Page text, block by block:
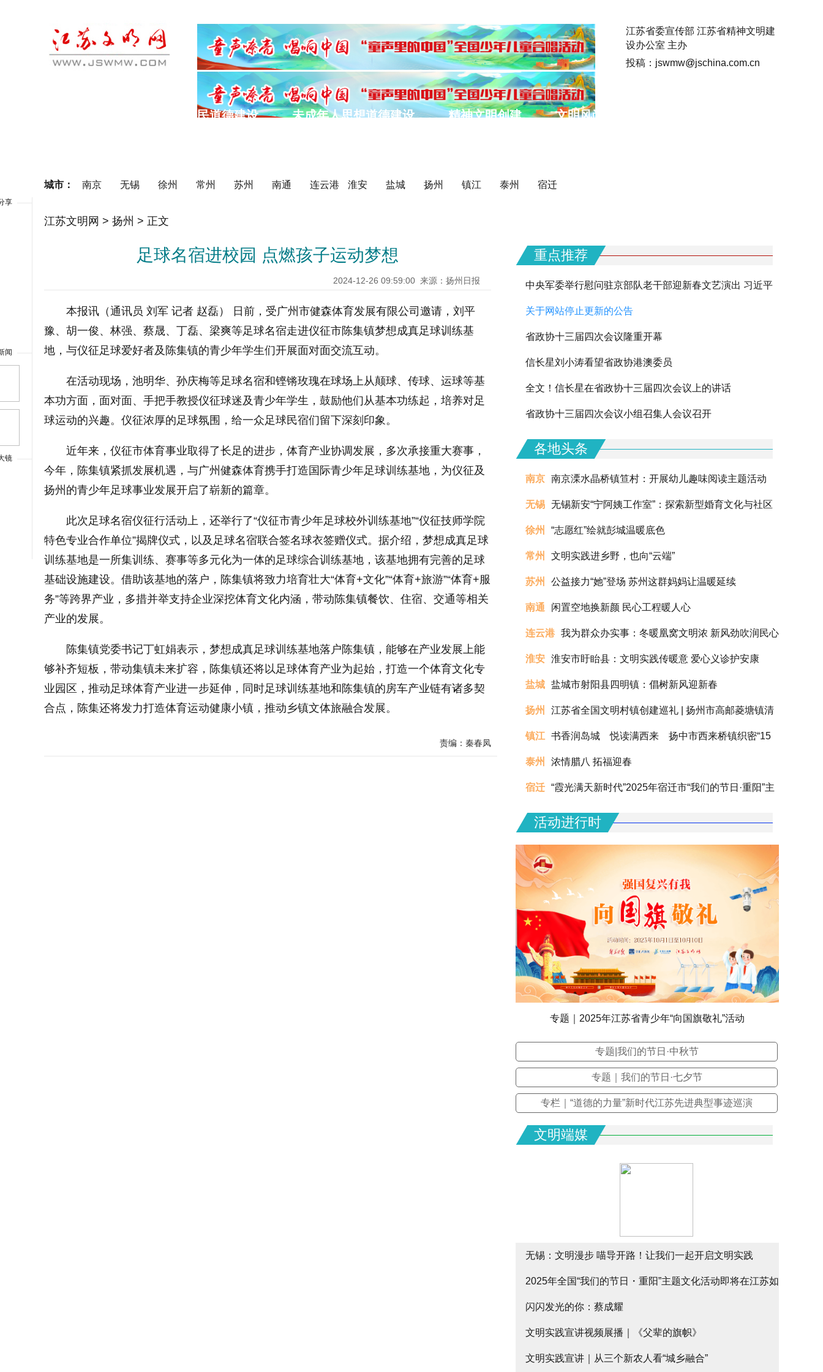
江苏省委宣传部 江苏省精神文明建
设办公室 主办
投稿：jswmw@jschina.com.cn
公民道德建设 未成年人思想道德建设 精神文明创建
文明风尚培育
城市： 南京 无锡 徐州 常州 苏州 南通 连云港 淮安 盐城 扬州 镇江 泰州 宿迁
江苏文明网 > 扬州 > 正文
足球名宿进校园 点燃孩子运动梦想
2024-12-26 09:59:00 来源：扬州日报
本报讯（通讯员 刘军 记者 赵磊） 日前，受广州市健森体育发展有限公司邀请，刘平
豫、胡一俊、林强、蔡晟、丁磊、梁爽等足球名宿走进仪征市陈集镇梦想成真足球训练基
地，与仪征足球爱好者及陈集镇的青少年学生们开展面对面交流互动。
在活动现场，池明华、孙庆梅等足球名宿和铿锵玫瑰在球场上从颠球、传球、运球等基
本功方面，面对面、手把手教授仪征球迷及青少年学生，鼓励他们从基本功练起，培养对足
球运动的兴趣。仪征浓厚的足球氛围，给一众足球民宿们留下深刻印象。
近年来，仪征市体育事业取得了长足的进步，体育产业协调发展，多次承接重大赛事，
今年，陈集镇紧抓发展机遇，与广州健森体育携手打造国际青少年足球训练基地，为仪征及
扬州的青少年足球事业发展开启了崭新的篇章。
此次足球名宿仪征行活动上，还举行了“仪征市青少年足球校外训练基地”“仪征技师学院
特色专业合作单位”揭牌仪式，以及足球名宿联合签名球衣签赠仪式。据介绍，梦想成真足球
训练基地是一所集训练、赛事等多元化为一体的足球综合训练基地，该基地拥有完善的足球
基础设施建设。借助该基地的落户，陈集镇将致力培育壮大“体育+文化”“体育+旅游”“体育+服
务”等跨界产业，多措并举支持企业深挖体育文化内涵，带动陈集镇餐饮、住宿、交通等相关
产业的发展。
陈集镇党委书记丁虹娟表示，梦想成真足球训练基地落户陈集镇，能够在产业发展上能
够补齐短板，带动集镇未来扩容，陈集镇还将以足球体育产业为起始，打造一个体育文化专
业园区，推动足球体育产业进一步延伸，同时足球训练基地和陈集镇的房车产业链有诸多契
合点，陈集还将发力打造体育运动健康小镇，推动乡镇文体旅融合发展。
责编：秦春凤
重点推荐
中央军委举行慰问驻京部队老干部迎新春文艺演出 习近平
向全军老同志祝贺新春
关于网站停止更新的公告
省政协十三届四次会议隆重开幕
信长星刘小涛看望省政协港澳委员
全文！信长星在省政协十三届四次会议上的讲话
省政协十三届四次会议小组召集人会议召开
各地头条
南京 南京溧水晶桥镇笪村：开展幼儿趣味阅读主题活动
无锡 无锡新安“宁阿姨工作室”：探索新型婚育文化与社区
治理融合的创新实践
徐州 “志愿红”绘就彭城温暖底色
常州 文明实践进乡野，也向“云端”
苏州 公益接力“她”登场 苏州这群妈妈让温暖延续
南通 闲置空地换新颜 民心工程暖人心
连云港 我为群众办实事：冬暖凰窝文明浓 新风劲吹润民心
淮安 淮安市盱眙县：文明实践传暖意 爱心义诊护安康
盐城 盐城市射阳县四明镇：倡树新风迎新春
扬州 江苏省全国文明村镇创建巡礼 | 扬州市高邮菱塘镇清
真村
镇江 书香润岛城 悦读满西来 扬中市西来桥镇织密“15
分钟阅读圈”滋养全龄人生
泰州 浓情腊八 拓福迎春
宿迁 “霞光满天新时代”2025年宿迁市“我们的节日·重阳”主
场活动圆满举办
活动进行时
专题｜2025年江苏省青少年“向国旗敬礼”活动
专题|我们的节日·中秋节
专题｜我们的节日·七夕节
专栏｜“道德的力量”新时代江苏先进典型事迹巡演
文明端媒
无锡：文明漫步 喵导开路！让我们一起开启文明实践
citywalk
2025年全国“我们的节日・重阳”主题文化活动即将在江苏如
皋启幕
闪闪发光的你：蔡成耀
文明实践宣讲视频展播｜《父辈的旗帜》
文明实践宣讲｜从三个新农人看“城乡融合”
享
闻
镜